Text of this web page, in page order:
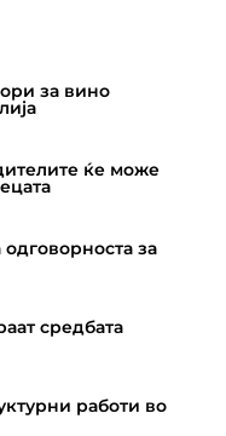
за вино
ќе може
за
средбата
работи во